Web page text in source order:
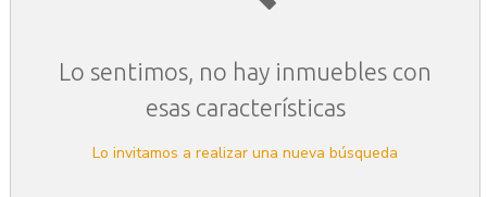
Lo sentimos, no hay inmuebles con
esas características
Lo invitamos a realizar una nueva búsqueda